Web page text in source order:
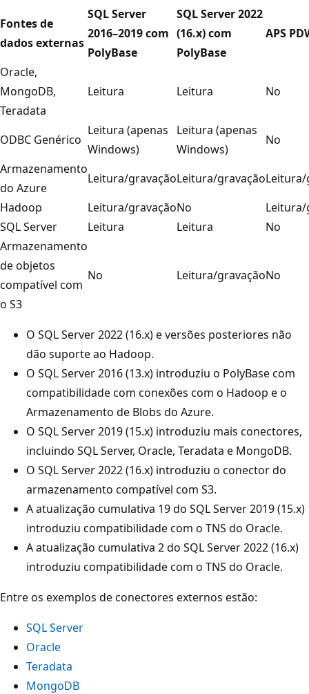
Fontes de
dados externas
SQL Server
2016–2019 com
PolyBase
SQL Server 2022
(16.x) com
PolyBase
APS
Oracle,
MongoDB,
Teradata
Leitura Leitura No
ODBC Genérico
Leitura (apenas
Windows)
Leitura (apenas
Windows)
No
Armazenamento
do Azure
Leitura/gravaçãoLeitura/gravação
Hadoop
Leitura/gravaçãoNo
SQL Server
Leitura Leitura
No
Armazenamento
de objetos
compatível com
o S3
No Leitura/gravaçãoNo
O SQL Server 2022 (16.x) e versões posteriores não
dão suporte ao Hadoop.
O SQL Server 2016 (13.x) introduziu o PolyBase com
compatibilidade com conexões com o Hadoop e o
Armazenamento de Blobs do Azure.
O SQL Server 2019 (15.x) introduziu mais conectores,
incluindo SQL Server, Oracle, Teradata e MongoDB.
O SQL Server 2022 (16.x) introduziu o conector do
armazenamento compatível com S3.
A atualização cumulativa 19 do SQL Server 2019 (15.x)
introduziu compatibilidade com o TNS do Oracle.
A atualização cumulativa 2 do SQL Server 2022 (16.x)
introduziu compatibilidade com o TNS do Oracle.
Entre os exemplos de conectores externos estão:
SQL Server
Oracle
Teradata
MongoDB